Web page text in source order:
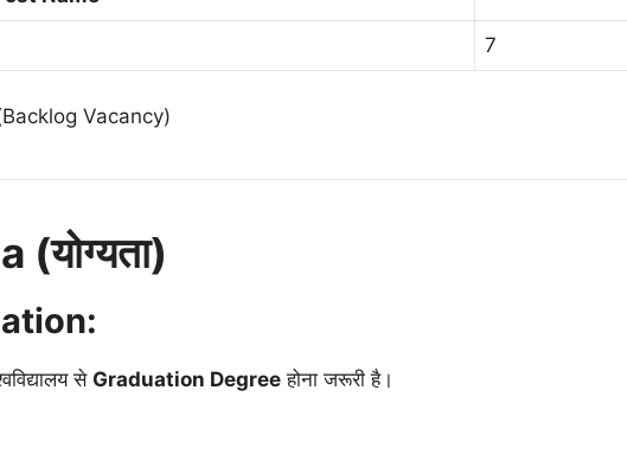
7
Vacancy)
से Graduation Degree होना जरूरी है।